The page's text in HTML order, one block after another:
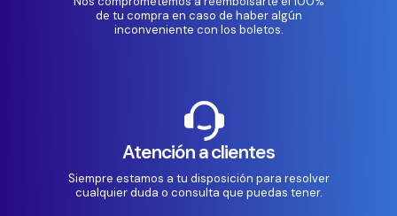
de tu compra en caso de haber algún
inconveniente con los boletos.
Atención a clientes
Siempre estamos a tu disposición para resolver
cualquier duda o consulta que puedas tener.